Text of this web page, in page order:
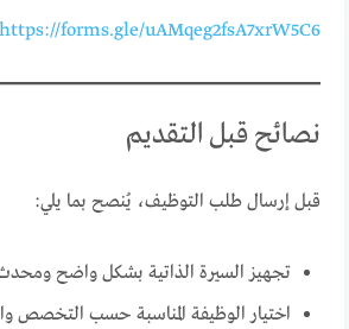
https://forms.gle/uAMqeg2fsA7xrW5C6
نصائح قبل التقديم
قبل إرسال طلب التوظيف، يُنصح بما يلي:
تجهيز السيرة الذاتية بشكل واضح
اختيار الوظيفة المناسبة حسب التخصص